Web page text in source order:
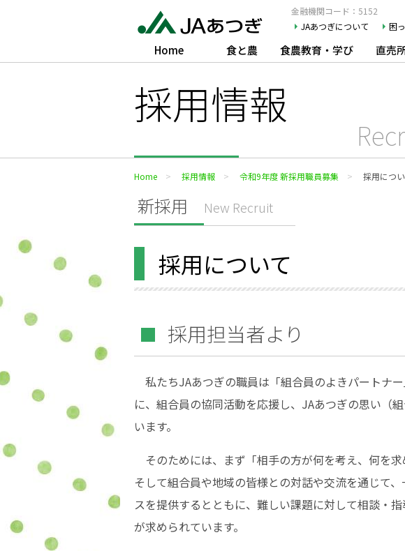
金融機関コード：5152
JAあつぎについて
困
Home 食と農 食農教育・学び 直売
採用情報
Home 採用情報 令和9年度 新採用職員募集 採用につ
新採用 New Recruit
採用について
採用担当者より
私たちJAあつぎの職員は「組合員のよきパートナ
に、組合員の協同活動を応援し、JAあつぎの思い（
います。
そのためには、まず「相手の方が何を考え、何を求
そして組合員や地域の皆様との対話や交流を通じて
スを提供するとともに、難しい課題に対して相談・
が求められています。